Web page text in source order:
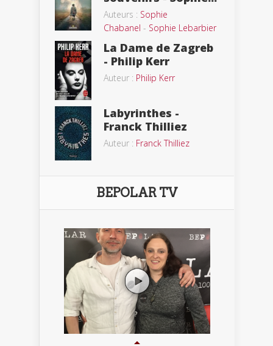
Auteurs : Sophie
Chabanel - Sophie Lebarbier
La Dame de Zagreb
- Philip Kerr
Auteur : Philip Kerr
Labyrinthes -
Franck Thilliez
Auteur : Franck Thilliez
BEPOLAR TV